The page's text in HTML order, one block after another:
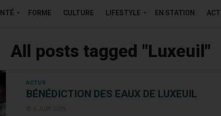
FORME CULTURE LIFESTYLE EN STATION
All posts tagged "Luxeuil"
ACTUS
BÉNÉDICTION DES EAUX DE LUXEUIL